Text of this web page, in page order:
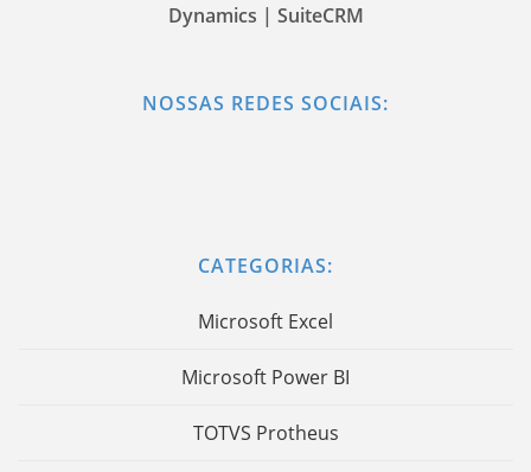
Dynamics | SuiteCRM
NOSSAS REDES SOCIAIS:
CATEGORIAS:
Microsoft Excel
Microsoft Power BI
TOTVS Protheus